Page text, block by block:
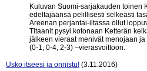
Kuluvan Suomi-sarjakauden toinen
edeltäjäänsä pelillisesti selkeästi
Areenan perjantai-iltassa ollut
Titaanit pysyi kotonaan Ketterän
jälkeen vieraat menivät menojaan
(0-1, 0-4, 2-3) –vierasvoittoon.
Usko itseesi ja onnistu! (3.11.2016)